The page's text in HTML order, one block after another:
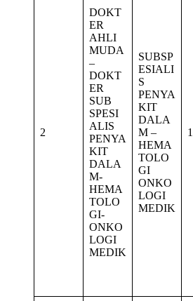
2
DOKT
ER
AHLI
MUDA
–
DOKT
ER
SUB
SPESI
ALIS
PENYA
KIT
DALA
M-
HEMA
TOLO
GI-
ONKO
LOGI
MEDIK
SUBSP
ESIALI
S
PENYA
KIT
DALA
M –
HEMA
TOLO
GI
ONKO
LOGI
MEDIK
1